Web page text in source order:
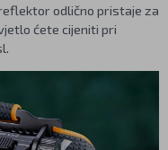
odlično pristaje za
ćete cijeniti pri